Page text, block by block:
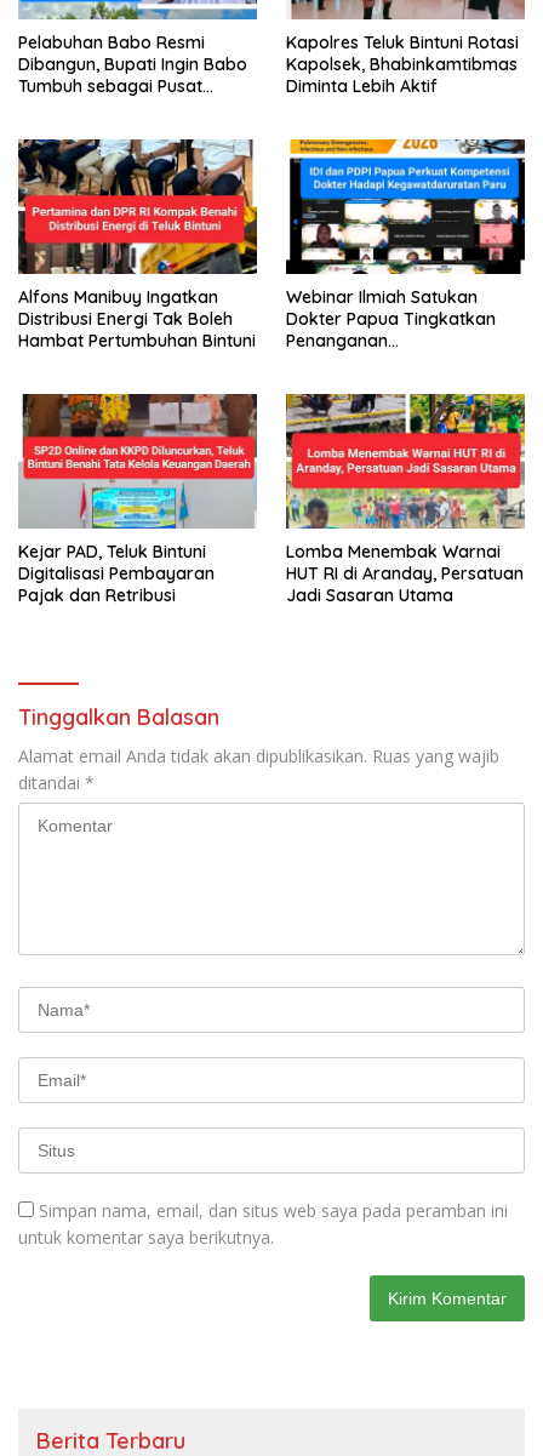
Pelabuhan Babo Resmi
Dibangun, Bupati Ingin Babo
Tumbuh sebagai Pusat
Kapolres Teluk Bintuni Rotasi
Kapolsek, Bhabinkamtibmas
Diminta Lebih Aktif
Alfons Manibuy Ingatkan
Distribusi Energi Tak Boleh
Hambat Pertumbuhan Bintuni
Webinar Ilmiah Satukan
Dokter Papua Tingkatkan
Penanganan
Kejar PAD, Teluk Bintuni
Digitalisasi Pembayaran
Pajak dan Retribusi
Lomba Menembak Warnai
HUT RI di Aranday, Persatuan
Jadi Sasaran Utama
Tinggalkan Balasan
Alamat email Anda tidak akan dipublikasikan. Ruas yang wajib
ditandai *
Simpan nama, email, dan situs web saya pada peramban ini
untuk komentar saya berikutnya.
Berita Terbaru